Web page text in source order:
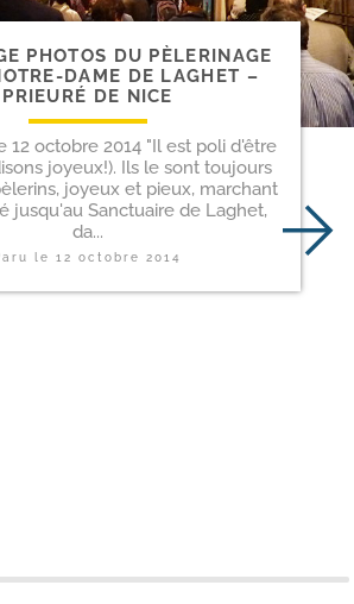
PHOTOS DU PÈLERINAGE
​DAME DE LAGHET –
PRIEURÉ DE NICE
12 octobre 2014 "Il est poli d'être
joyeux!). Ils le sont toujours
joyeux et pieux, marchant
jusqu'au Sanctuaire de Laghet,
da...
le12 octobre 2014